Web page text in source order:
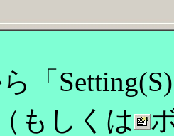
「
もしくは